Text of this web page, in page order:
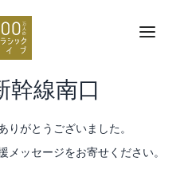
幹線南口
りがとうございました。
メッセージをお寄せください。